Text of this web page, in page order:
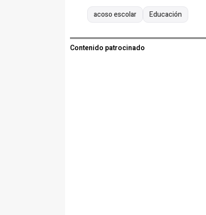
acoso escolar Educación
Contenido patrocinado